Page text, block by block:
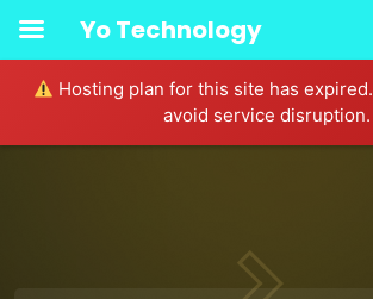
Hosting plan for this site has expired.
avoid service disruption.
Yo Technology